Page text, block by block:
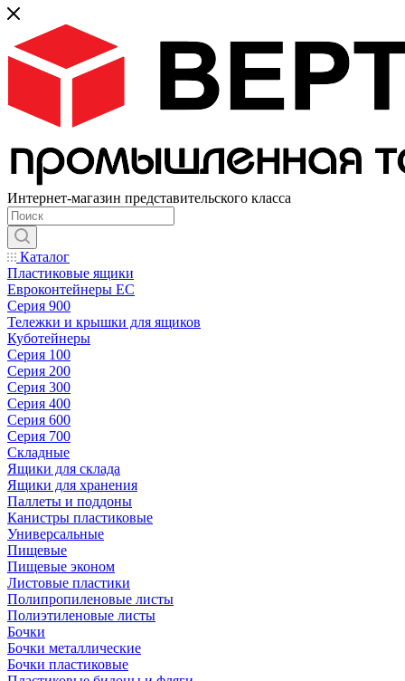
Интернет-магазин представительского класса
Каталог
Пластиковые ящики
Евроконтейнеры ЕС
Серия 900
Тележки и крышки для ящиков
Куботейнеры
Серия 100
Серия 200
Серия 300
Серия 400
Серия 600
Серия 700
Складные
Ящики для склада
Ящики для хранения
Паллеты и поддоны
Канистры пластиковые
Универсальные
Пищевые
Пищевые эконом
Листовые пластики
Полипропиленовые листы
Полиэтиленовые листы
Бочки
Бочки металлические
Бочки пластиковые